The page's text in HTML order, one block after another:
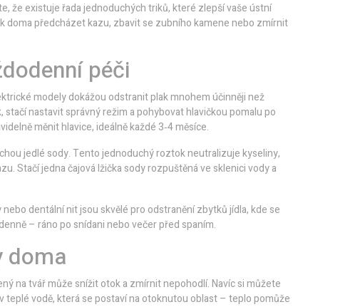
že existuje řada jednoduchých triků, které zlepší vaše ústní
doma předcházet kazu, zbavit se zubního kamene nebo zmírnit
péči
modely dokážou odstranit plak mnohem účinněji než
nastavit správný režim a pohybovat hlavičkou pomalu po
měnit hlavice, ideálně každé 3‑4 měsíce.
jedlé sody. Tento jednoduchý roztok neutralizuje kyseliny,
Stačí jedna čajová lžička sody rozpuštěná ve sklenici vody a
dentální nit jsou skvělé pro odstranění zbytků jídla, kde se
– ráno po snídani nebo večer před spaním.
doma
na tvář může snížit otok a zmírnit nepohodlí. Navíc si můžete
vodě, která se postaví na otoknutou oblast – teplo pomůže